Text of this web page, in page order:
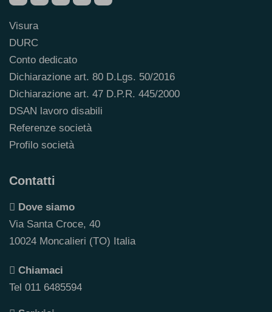
Visura
DURC
Conto dedicato
Dichiarazione art. 80 D.Lgs. 50/2016
Dichiarazione art. 47 D.P.R. 445/2000
DSAN lavoro disabili
Referenze società
Profilo società
Contatti
Dove siamo
Via Santa Croce, 40
10024 Moncalieri (TO) Italia
Chiamaci
Tel 011 6485594